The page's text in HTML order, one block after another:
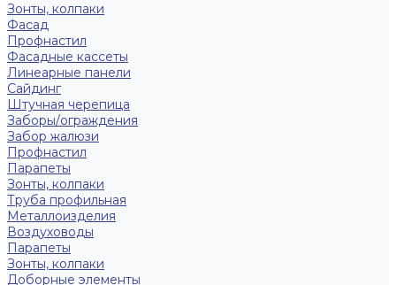
Зонты, колпаки
Фасад
Профнастил
Фасадные кассеты
Линеарные панели
Сайдинг
Штучная черепица
Заборы/ограждения
Забор жалюзи
Профнастил
Парапеты
Зонты, колпаки
Труба профильная
Металлоизделия
Воздуховоды
Парапеты
Зонты, колпаки
Доборные элементы